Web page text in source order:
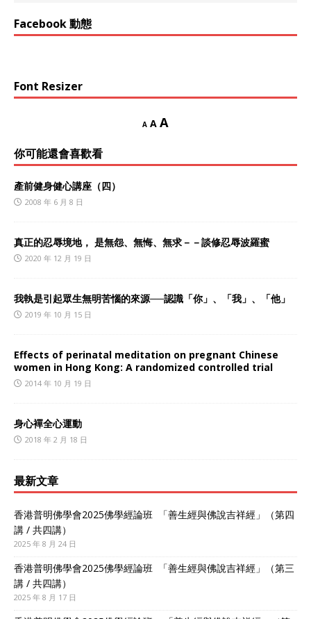
Facebook 動態
Font Resizer
A A A
你可能還會喜歡看
產前健身健心講座（四）
2008 年 6 月 8 日
真正的忍辱境地， 是無怨、無悔、無求－－談修忍辱波羅蜜
2020 年 12 月 19 日
我執是引起眾生無明苦惱的來源──認識「你」、「我」、「他」
2019 年 10 月 15 日
Effects of perinatal meditation on pregnant Chinese
women in Hong Kong: A randomized controlled trial
2014 年 10 月 19 日
身心襌全心運動
2018 年 2 月 18 日
最新文章
香港普明佛學會2025佛學經論班 「善生經與佛說吉祥經」（第四
講 / 共四講）
2025 年 8 月 24 日
香港普明佛學會2025佛學經論班 「善生經與佛說吉祥經」（第三
講 / 共四講）
2025 年 8 月 17 日